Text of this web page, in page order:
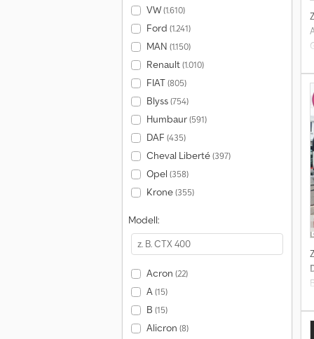
VW(1.610)
Ford (1.241)
MAN (1.150)
Renault(1.010)
FIAT(805)
Blyss(754)
Humbaur(591)
DAF (435)
Cheval Liberté(397)
Opel (358)
Krone(355)
Modell:
Acron (22)
A(15)
B (15)
Alicron (8)